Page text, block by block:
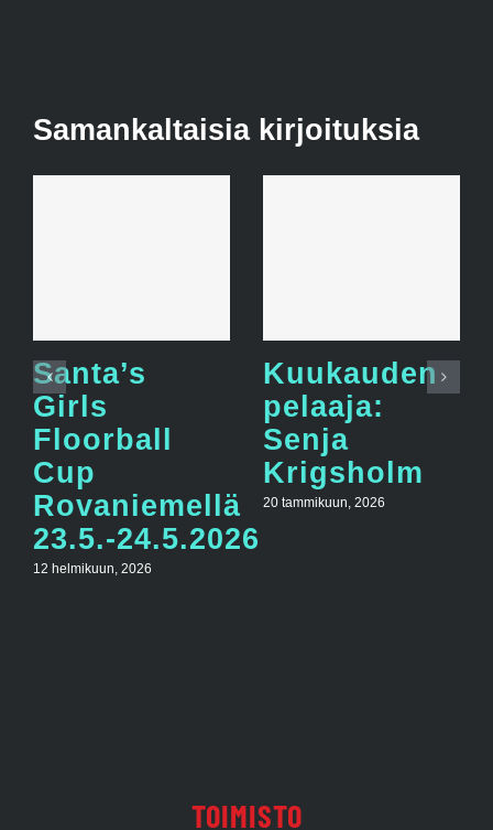
Samankaltaisia kirjoituksia
Santa’s
Girls
Floorball
Cup
Rovaniemellä
23.5.-24.5.2026
12 helmikuun, 2026
Kuukauden
pelaaja:
Senja
Krigsholm
20 tammikuun, 2026
TOIMISTO